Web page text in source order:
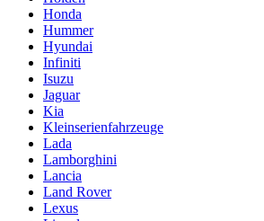
Honda
Hummer
Hyundai
Infiniti
Isuzu
Jaguar
Kia
Kleinserienfahrzeuge
Lada
Lamborghini
Lancia
Land Rover
Lexus